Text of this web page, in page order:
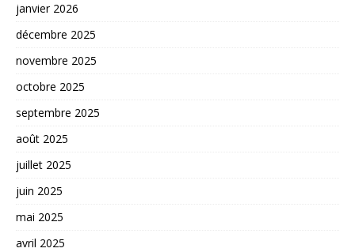
janvier 2026
décembre 2025
novembre 2025
octobre 2025
septembre 2025
août 2025
juillet 2025
juin 2025
mai 2025
avril 2025